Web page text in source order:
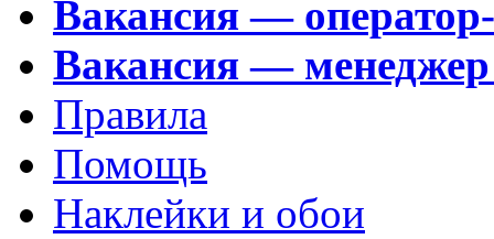
Вакансия —
Вакансия —
Правила
Помощь
Наклейки и обои